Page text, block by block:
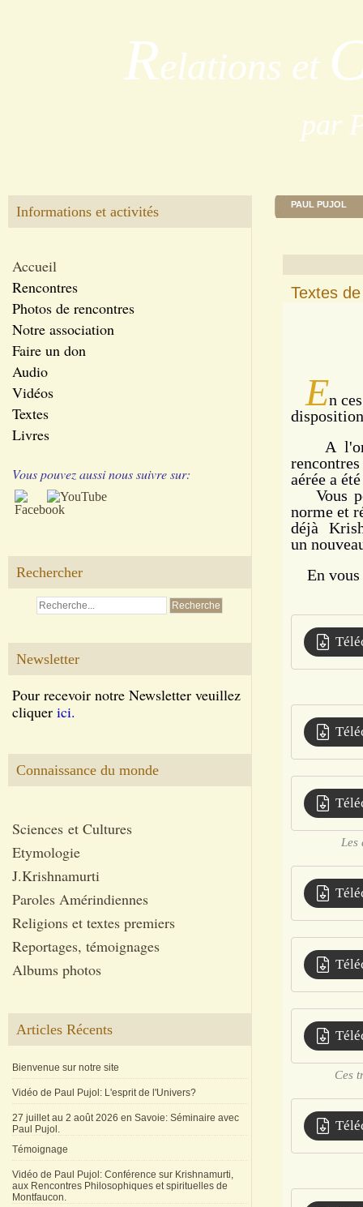
Relations et
par
Informations et activités
Accueil
Rencontres
Photos de rencontres
Notre association
Faire un don
Audio
Vidéos
Textes
Livres
Vous pouvez aussi nous suivre sur:
Rechercher
Newsletter
Pour recevoir notre Newsletter veuillez
cliquer ici.
Connaissance du monde
Sciences et Cultures
Etymologie
J.Krishnamurti
Paroles Amérindiennes
Religions et textes premiers
Reportages, témoignages
Albums photos
Articles Récents
Bienvenue sur notre site
Vidéo de Paul Pujol: L'esprit de l'Univers?
27 juillet au 2 août 2026 en Savoie: Séminaire avec
Paul Pujol.
Témoignage
Vidéo de Paul Pujol: Conférence sur Krishnamurti,
aux Rencontres Philosophiques et spirituelles de
Montfaucon.
PAUL PUJOL
Textes
En
A
aérée a
Vous
norme et
déjà
un
En vous
Les
Ces